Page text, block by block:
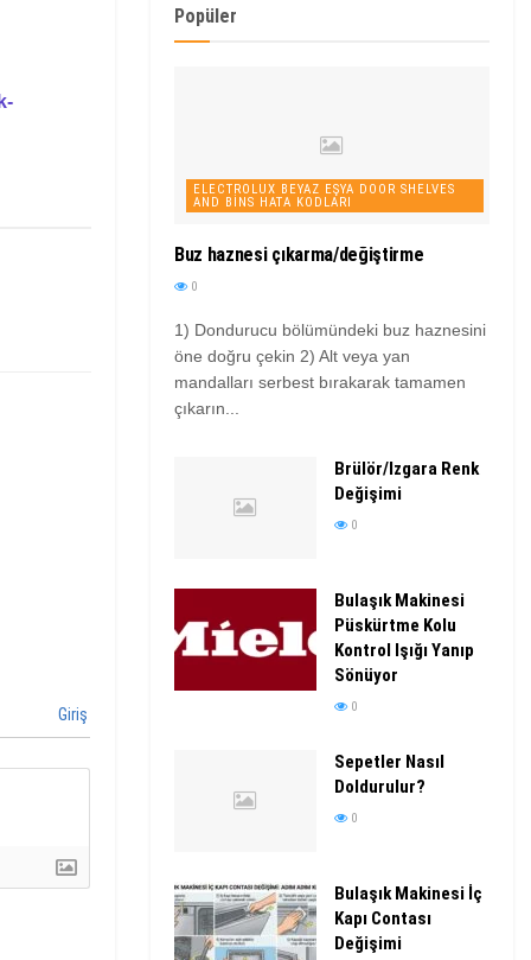
Giriş
Popüler
ELECTROLUX BEYAZ EŞYA DOOR SHELVES
AND BINS HATA KODLARI
Buz haznesi çıkarma/değiştirme
0
1) Dondurucu bölümündeki buz haznesini
öne doğru çekin 2) Alt veya yan
mandalları serbest bırakarak tamamen
çıkarın...
Brülör/Izgara Renk
Değişimi
0
Bulaşık Makinesi
Püskürtme Kolu
Kontrol Işığı Yanıp
Sönüyor
0
Sepetler Nasıl
Doldurulur?
0
Bulaşık Makinesi İç
Kapı Contası
Değişimi